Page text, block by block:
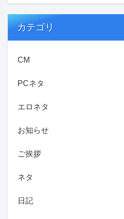
カテゴリ
CM
PCネタ
エロネタ
お知らせ
ご挨拶
ネタ
日記